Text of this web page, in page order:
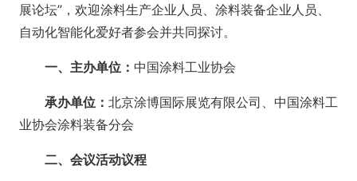
展论坛”，欢迎涂料生产企业人员、涂料装备企业人员、
自动化智能化爱好者参会并共同探讨。
一、主办单位： 中国涂料工业协会
承办单位： 北京涂博国际展览有限公司、中国涂料工
业协会涂料装备分会
二、会议活动议程